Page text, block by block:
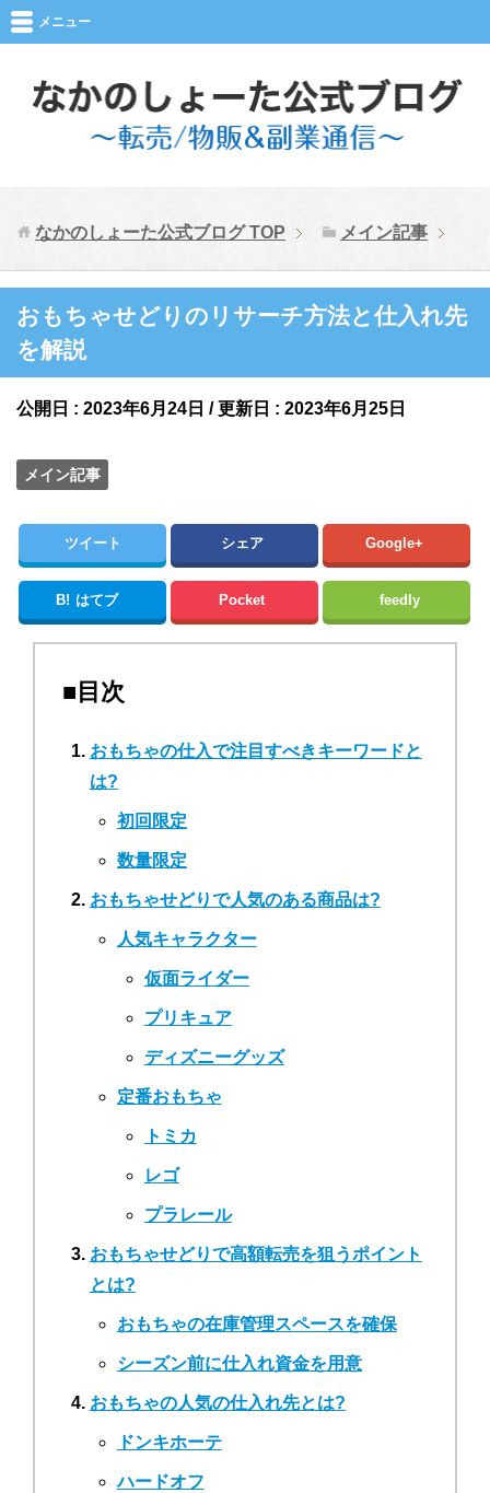
メニュー
なかのしょーた公式ブログTOP メイン記事
おもちゃせどりのリサーチ方法と仕入れ先
を解説
公開日 : 2023年6月24日 / 更新日 : 2023年6月25日
メイン記事
ツイート シェア Google+
B! はてブ Pocket feedly
■目次
おもちゃの仕入で注目すべきキーワードと
は?
初回限定
数量限定
おもちゃせどりで人気のある商品は?
人気キャラクター
仮面ライダー
プリキュア
ディズニーグッズ
定番おもちゃ
トミカ
レゴ
プラレール
おもちゃせどりで高額転売を狙うポイント
とは?
おもちゃの在庫管理スペースを確保
シーズン前に仕入れ資金を用意
おもちゃの人気の仕入れ先とは?
ドンキホーテ
ハードオフ